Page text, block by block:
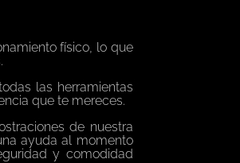
físico, lo que
las herramientas
que te mereces.
de nuestra
ayuda al momento
y comodidad